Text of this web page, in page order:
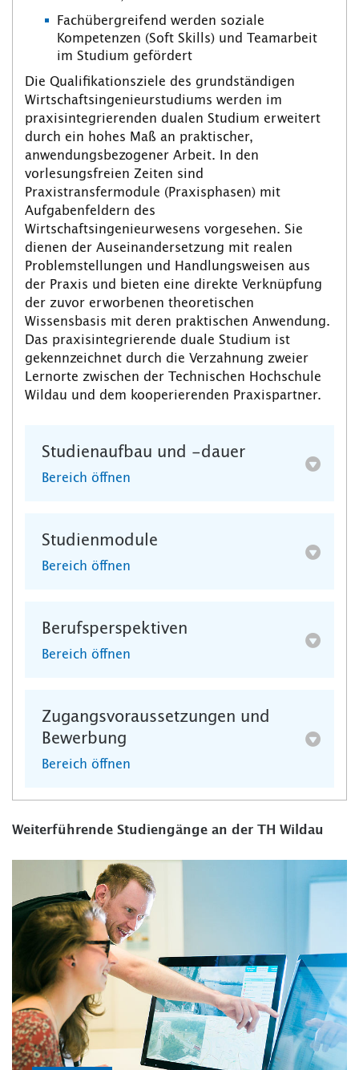
Fachübergreifend werden soziale
Kompetenzen (Soft Skills) und Teamarbeit
im Studium gefördert
Die Qualifikationsziele des grundständigen
Wirtschaftsingenieurstudiums werden im
praxisintegrierenden dualen Studium erweitert
durch ein hohes Maß an praktischer,
anwendungsbezogener Arbeit. In den
vorlesungsfreien Zeiten sind
Praxistransfermodule (Praxisphasen) mit
Aufgabenfeldern des
Wirtschaftsingenieurwesens vorgesehen. Sie
dienen der Auseinandersetzung mit realen
Problemstellungen und Handlungsweisen aus
der Praxis und bieten eine direkte Verknüpfung
der zuvor erworbenen theoretischen
Wissensbasis mit deren praktischen Anwendung.
Das praxisintegrierende duale Studium ist
gekennzeichnet durch die Verzahnung zweier
Lernorte zwischen der Technischen Hochschule
Wildau und dem kooperierenden Praxispartner.
Studienaufbau und -dauer
Bereich öffnen
Studienmodule
Bereich öffnen
Berufsperspektiven
Bereich öffnen
Zugangsvoraussetzungen und
Bewerbung
Bereich öffnen
Weiterführende Studiengänge an der TH Wildau